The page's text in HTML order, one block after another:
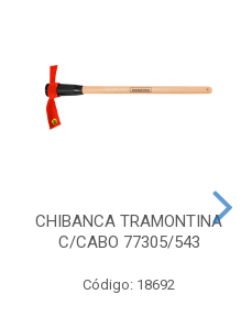
CHIBANCA TRAMONTINA
C/CABO 77305/543
Código: 18692